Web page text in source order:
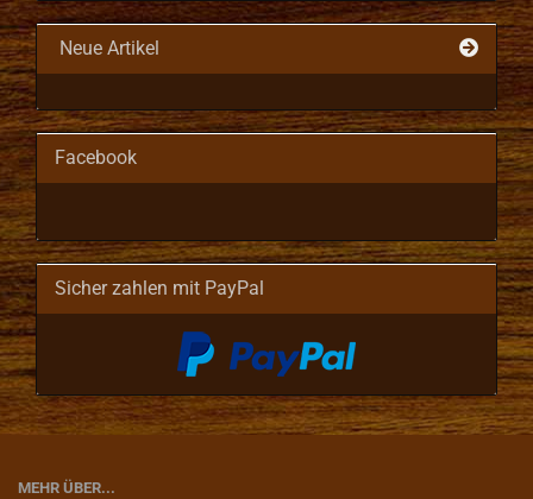
Neue Artikel
Facebook
Sicher zahlen mit PayPal
MEHR ÜBER...